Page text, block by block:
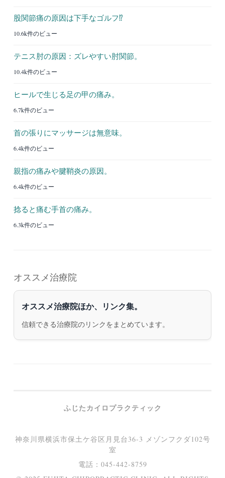
股関節痛の原因は下手なゴルフ⁉︎
10.6k件のビュー
テニス肘の原因：ズレやすい肘関節。
10.4k件のビュー
ヒールで生じる足の甲の痛み。
6.7k件のビュー
首の張りにマッサージは無意味。
6.4k件のビュー
親指の痛みや腱鞘炎の原因。
6.4k件のビュー
捻ると痛む手首の痛み。
6.3k件のビュー
オススメ治療院
オススメ治療院ほか、リンク集。
信頼できる治療院のリンクをまとめています。
ふじたカイロプラクティック
神奈川県横浜市保土ケ谷区月見台36-3 メゾンフクダ102号
室
電話：045-442-8759